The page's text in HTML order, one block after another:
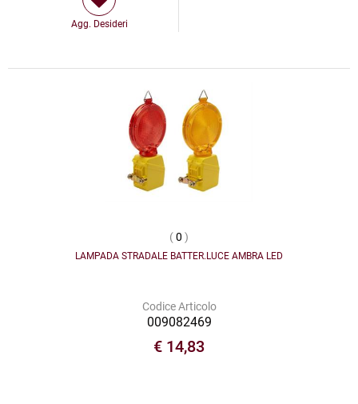
Agg. Desideri
(0 )
LAMPADA STRADALE BATTER.LUCE AMBRA LED
Codice Articolo
009082469
€ 14,83